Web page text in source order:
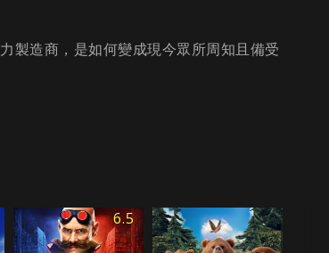
製造商，是如何變成現今眾所周知且備受
6.5